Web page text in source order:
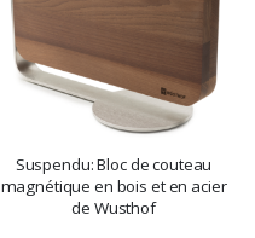
Suspendu: Bloc de couteau
magnétique en bois et en acier
de Wusthof